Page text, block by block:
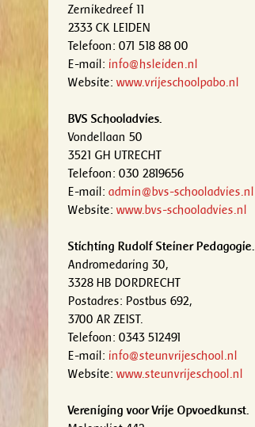
Zernikedreef 11
2333 CK LEIDEN
Telefoon: 071 518 88 00
E-mail: info@hsleiden.nl
Website: www.vrijeschoolpabo.nl
BVS Schooladvies.
Vondellaan 50
3521 GH UTRECHT
Telefoon: 030 2819656
E-mail: admin@bvs-schooladvies.nl
Website: www.bvs-schooladvies.nl
Stichting Rudolf Steiner Pedagogie.
Andromedaring 30,
3328 HB DORDRECHT
Postadres: Postbus 692,
3700 AR ZEIST.
Telefoon: 0343 512491
E-mail: info@steunvrijeschool.nl
Website: www.steunvrijeschool.nl
Vereniging voor Vrije Opvoedkunst.